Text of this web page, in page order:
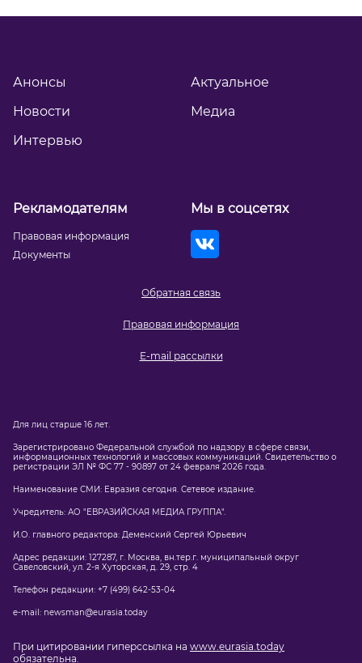
Анонсы
Новости
Интервью
Актуальное
Медиа
Обратная связь
Правовая информация
E-mail рассылки
Рекламодателям
Правовая информация
Документы
Мы в соцсетях
Для лиц старше 16 лет.
Зарегистрировано Федеральной службой по надзору в сфере связи,
информационных технологий и массовых коммуникаций. Свидетельство о
регистрации ЭЛ № ФС 77 - 90897 от 24 февраля 2026 года.
Наименование СМИ: Евразия сегодня. Сетевое издание.
Учредитель: АО "ЕВРАЗИЙСКАЯ МЕДИА ГРУППА".
И.О. главного редактора: Деменский Сергей Юрьевич
Адрес редакции: 127287, г. Москва, вн.тер.г. муниципальный округ
Савеловский, ул. 2-я Хуторская, д. 29, стр. 4
Телефон редакции: +7 (499) 642-53-04
e-mail: newsman@eurasia.today
При цитировании гиперссылка на www.eurasia.today
обязательна.